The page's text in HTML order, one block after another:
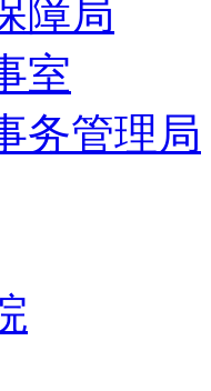
障局
室
务管理局